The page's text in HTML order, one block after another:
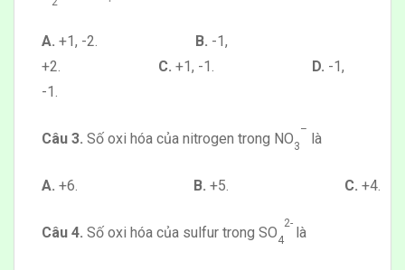
A. +1, -2. B. -1,
+2. C. +1, -1. D. -1,
-1.
Câu 3. Số oxi hóa của nitrogen trong NO3
–
là
A. +6. B. +5. C. +4.
Câu 4. Số oxi hóa của sulfur trong SO4
2-
là